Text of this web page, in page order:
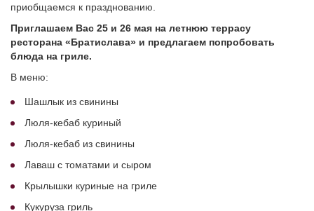
приобщаемся к празднованию.
Приглашаем Вас 25 и 26 мая на летнюю террасу
ресторана «Братислава» и предлагаем попробовать
блюда на гриле.
В меню:
Шашлык из свинины
Люля-кебаб куриный
Люля-кебаб из свинины
Лаваш с томатами и сыром
Крылышки куриные на гриле
Кукуруза гриль